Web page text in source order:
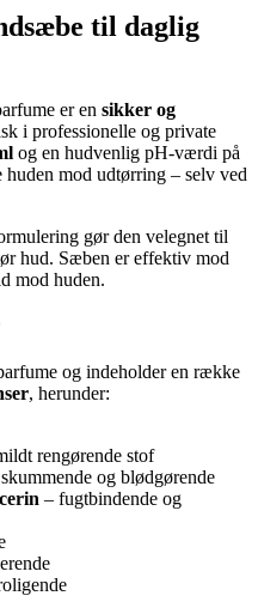
til daglig
er en sikker og
i professionelle og private
og en hudvenlig pH-værdi på
mod udtørring – selv ved
gør den velegnet til
hud. Sæben er effektiv mod
mod huden.
og indeholder en række
, herunder:
rengørende stof
og blødgørende
– fugtbindende og